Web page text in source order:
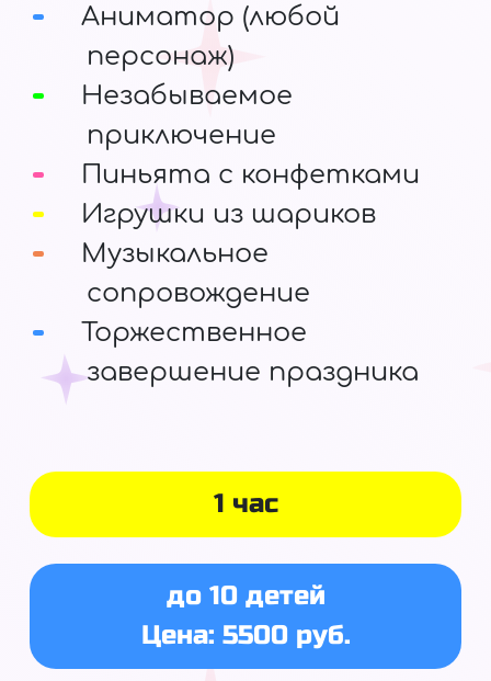
1 час
до 10 детей
Цена: 5500 руб.
Аниматор (любой
персонаж)
Незабываемое
приключение
Пиньята с конфетками
Игрушки из шариков
Музыкальное
сопровождение
Торжественное
завершение праздника